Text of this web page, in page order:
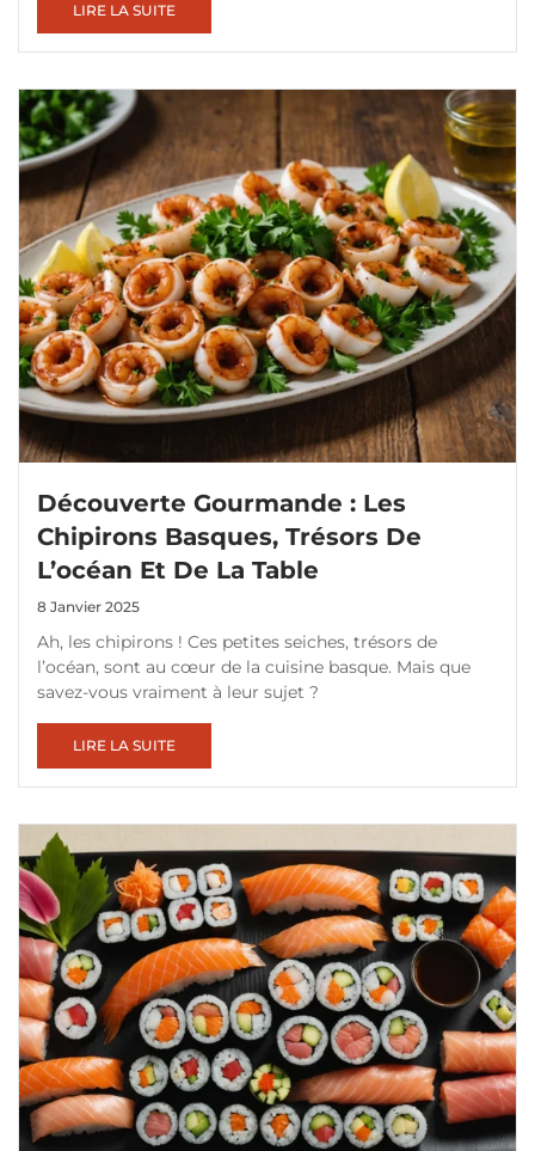
LIRE LA SUITE
Découverte Gourmande : Les
Chipirons Basques, Trésors De
L’océan Et De La Table
8 Janvier 2025
Ah, les chipirons ! Ces petites seiches, trésors de
l’océan, sont au cœur de la cuisine basque. Mais que
savez-vous vraiment à leur sujet ?
LIRE LA SUITE